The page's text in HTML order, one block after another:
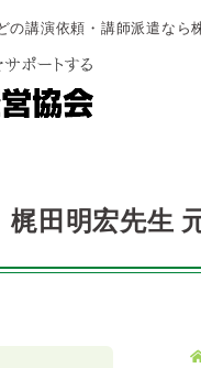
の講演依頼・講師派遣なら
梶田明宏先生